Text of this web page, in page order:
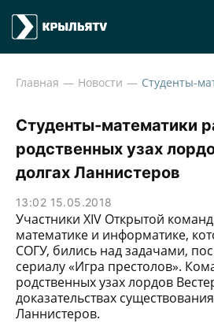
Главная Новости
Студенты-математики
родственных узах
долгах Ланнистеров
13:02 15.05.2018
Участники XIV Открытой
математике и информатике,
СОГУ, бились над задачами,
сериалу «Игра престолов».
родственных узах лордов
доказательствах
Ланнистеров.